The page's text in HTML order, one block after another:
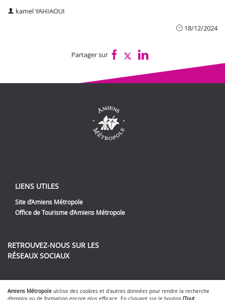
kamel YAHIAOUI
18/12/2024
Partager sur
LIENS UTILES
Site d’Amiens Métropole
Office de Tourisme d’Amiens Métropole
RETROUVEZ-NOUS SUR LES
RÉSEAUX SOCIAUX
Amiens Métropole utilise des cookies et d'autres données pour rendre la recherche
d'emploi ou de formation encore plus efficace. En cliquant sur le bouton [Tout